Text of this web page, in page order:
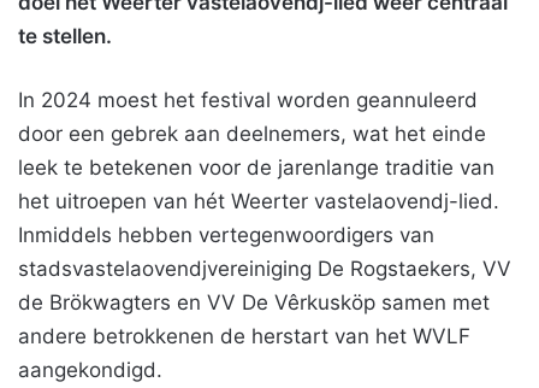
te stellen.
In 2024 moest het festival worden geannuleerd
door een gebrek aan deelnemers, wat het einde
leek te betekenen voor de jarenlange traditie van
het uitroepen van hét Weerter vastelaovendj-lied.
Inmiddels hebben vertegenwoordigers van
stadsvastelaovendjvereiniging De Rogstaekers, VV
de Brökwagters en VV De Vêrkusköp samen met
andere betrokkenen de herstart van het WVLF
aangekondigd.